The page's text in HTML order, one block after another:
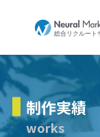
制作実績
works